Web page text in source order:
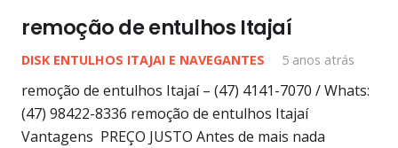
remoção de entulhos Itajaí
DISK ENTULHOS ITAJAI E NAVEGANTES 5 anos atrás
remoção de entulhos Itajaí – (47) 4141-7070 / Whats:
(47) 98422-8336 remoção de entulhos Itajaí
Vantagens PREÇO JUSTO Antes de mais nada